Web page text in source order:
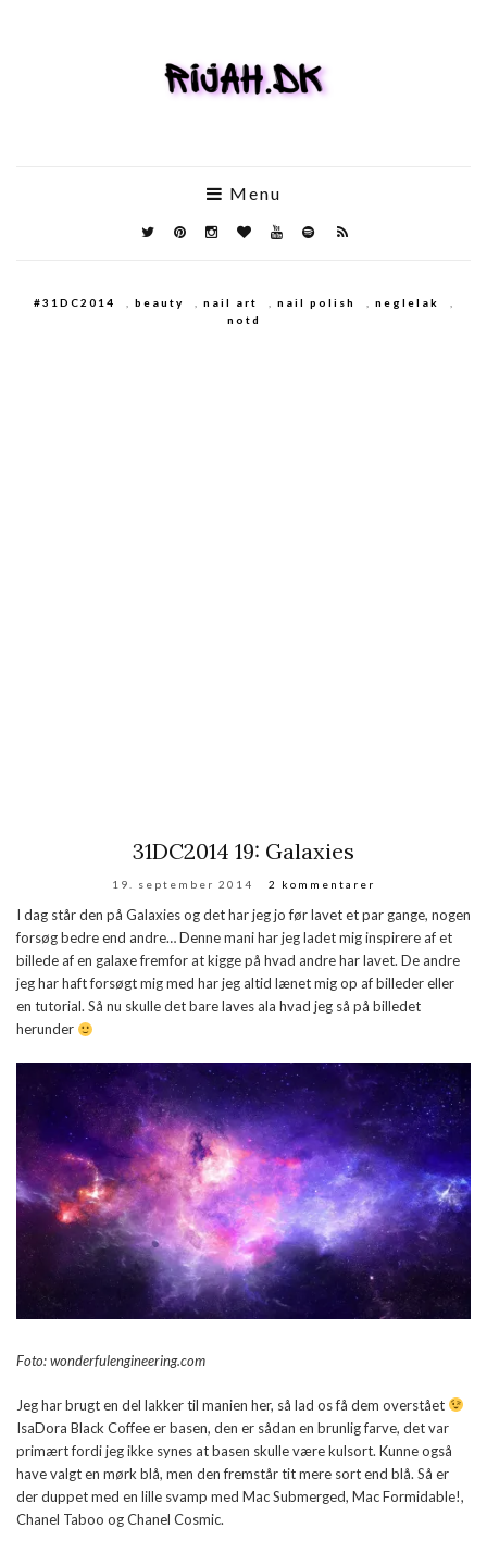
Menu
#31DC2014 , beauty , nail art , nail polish , neglelak
,
notd
31DC2014 19: Galaxies
19. september 2014 2 kommentarer
I dag står den på Galaxies og det har jeg jo før lavet et par gange, nogen
forsøg bedre end andre… Denne mani har jeg ladet mig inspirere af et
billede af en galaxe fremfor at kigge på hvad andre har lavet. De andre
jeg har haft forsøgt mig med har jeg altid lænet mig op af billeder eller
en tutorial. Så nu skulle det bare laves ala hvad jeg så på billedet
herunder
Foto: wonderfulengineering.com
Jeg har brugt en del lakker til manien her, så lad os få dem overstået
IsaDora Black Coffee er basen, den er sådan en brunlig farve, det var
primært fordi jeg ikke synes at basen skulle være kulsort. Kunne også
have valgt en mørk blå, men den fremstår tit mere sort end blå. Så er
der duppet med en lille svamp med Mac Submerged, Mac Formidable!,
Chanel Taboo og Chanel Cosmic.